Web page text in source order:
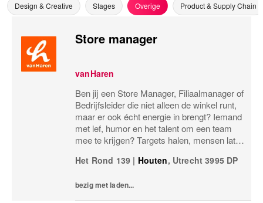
Design & Creative Stages Overige Product & Supply Chain
Store manager
vanHaren
Ben jij een Store Manager, Filiaalmanager of
Bedrijfsleider die niet alleen de winkel runt,
maar er ook écht energie in brengt? Iemand
met lef, humor en het talent om een team
mee te krijgen? Targets halen, mensen laten
please! Dan zoeken wij jou.Bij...
Het Rond 139 | Houten, Utrecht 3995 DP
bezig met laden...